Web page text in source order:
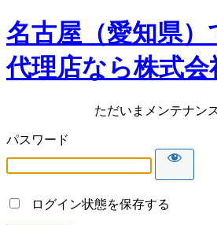
名古屋（愛知県）
代理店なら株式
ただいまメンテナン
パスワード
ログイン状態を保存する